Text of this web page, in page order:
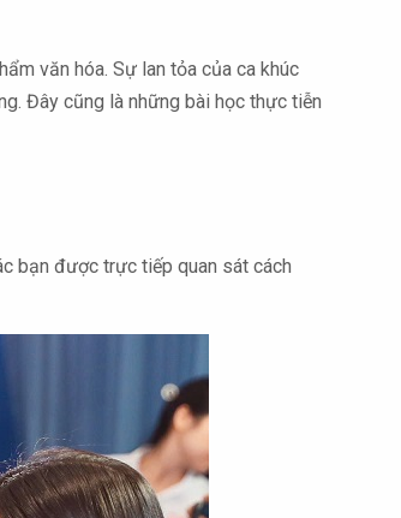
văn hóa. Sự lan tỏa của ca khúc
Đây cũng là những bài học thực tiễn
bạn được trực tiếp quan sát cách